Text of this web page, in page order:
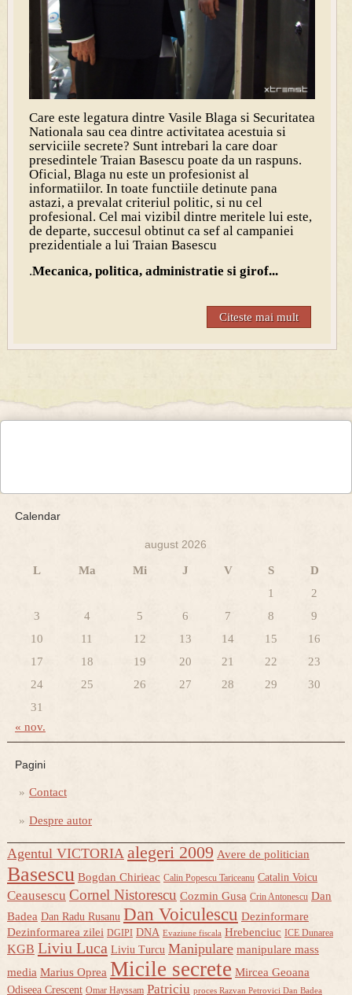
Care este legatura dintre Vasile Blaga si Securitatea
Nationala sau cea dintre activitatea acestuia si
serviciile secrete? Sunt intrebari la care doar
presedintele Traian Basescu poate da un raspuns.
Oficial, Blaga nu este un profesionist al
informatiilor. In toate functiile detinute pana
astazi, a prevalat criteriul politic, si nu cel
profesional. Cel mai vizibil dintre meritele lui este,
de departe, succesul obtinut ca sef al campaniei
prezidentiale a lui Traian Basescu
.Mecanica, politica, administratie si girof...
Citeste mai mult
Calendar
august 2026
L Ma Mi J V S
D
1
2
3
4 5 6 7 8
9
10
11 12 13 14 15
16
17
18 19 20 21 22
23
24
25 26 27 28 29
30
31
« nov.
Pagini
Contact
Despre autor
Agentul VICTORIA alegeri 2009 Avere de politician
Basescu Bogdan Chirieac Calin Popescu Tariceanu Catalin Voicu
Ceausescu Cornel Nistorescu Cozmin Gusa Crin Antonescu Dan
Badea Dan Radu Rusanu Dan Voiculescu Dezinformare
Dezinformarea zilei DGIPI DNA Evaziune fiscala Hrebenciuc ICE Dunarea
KGB Liviu Luca Liviu Turcu Manipulare manipulare mass
media Marius Oprea Micile secrete Mircea Geoana
Odiseea Crescent Omar Hayssam Patriciu proces Razvan Petrovici Dan Badea